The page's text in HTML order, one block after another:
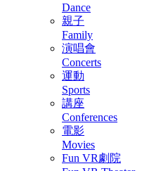
Dance
親子
Family
演唱會
Concerts
運動
Sports
講座
Conferences
電影
Movies
Fun VR劇院